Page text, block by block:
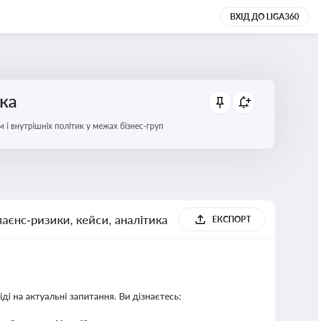
ВХІД ДО LIGA360
внутрішніх політик у межах бізнес-груп
кейси, аналітика ЕКСПОРТ
на актуальні запитання. Ви дізнаєтесь: